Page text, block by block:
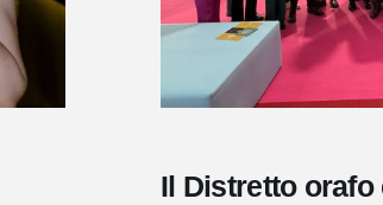
Il Distretto